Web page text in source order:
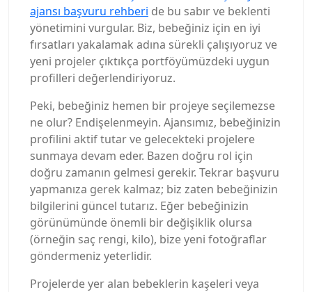
ajansı başvuru rehberi de bu sabır ve beklenti
yönetimini vurgular. Biz, bebeğiniz için en iyi
fırsatları yakalamak adına sürekli çalışıyoruz ve
yeni projeler çıktıkça portföyümüzdeki uygun
profilleri değerlendiriyoruz.
Peki, bebeğiniz hemen bir projeye seçilemezse
ne olur? Endişelenmeyin. Ajansımız, bebeğinizin
profilini aktif tutar ve gelecekteki projelere
sunmaya devam eder. Bazen doğru rol için
doğru zamanın gelmesi gerekir. Tekrar başvuru
yapmanıza gerek kalmaz; biz zaten bebeğinizin
bilgilerini güncel tutarız. Eğer bebeğinizin
görünümünde önemli bir değişiklik olursa
(örneğin saç rengi, kilo), bize yeni fotoğraflar
göndermeniz yeterlidir.
Projelerde yer alan bebeklerin kaşeleri veya